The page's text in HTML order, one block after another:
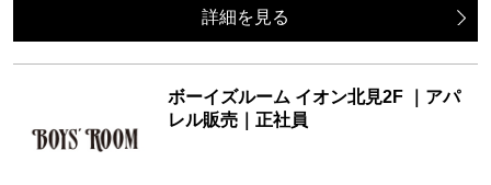
詳細を見る
ボーイズルーム イオン北見2F ｜アパ
レル販売｜正社員